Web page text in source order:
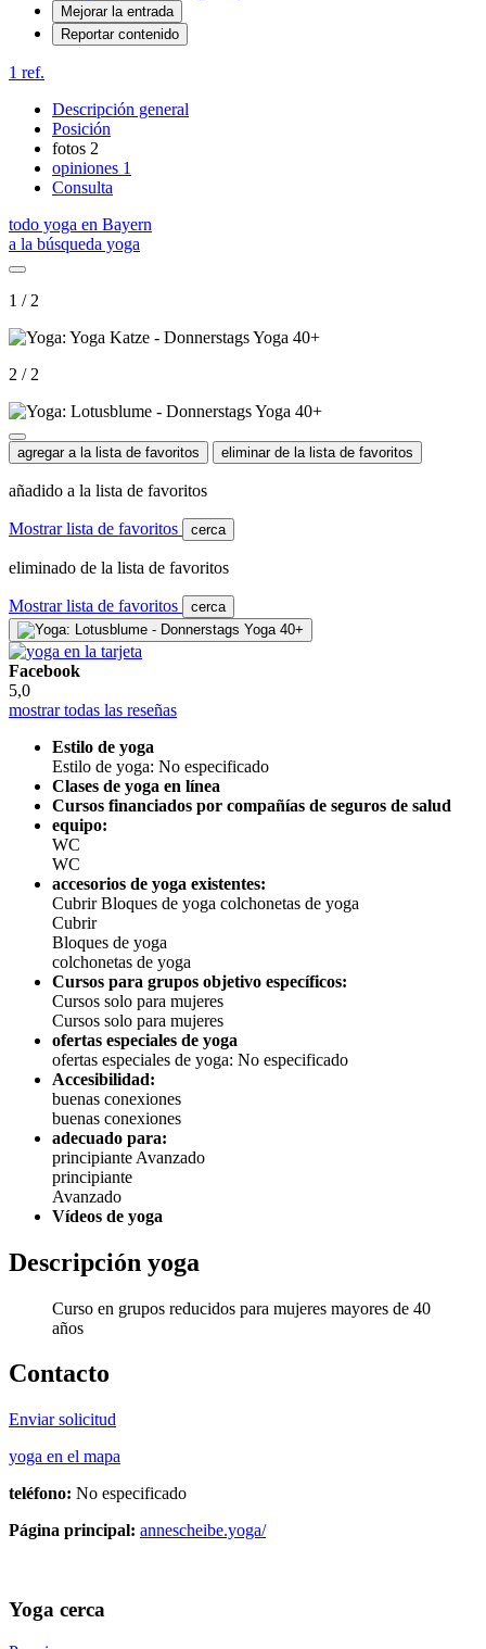
Mejorar la entrada
Reportar contenido
1 ref.
Descripción general
Posición
fotos 2
opiniones 1
Consulta
todo yoga en Bayern
a la búsqueda yoga
1 / 2
2 / 2
agregar a la lista de favoritos eliminar de la lista de favoritos
añadido a la lista de favoritos
Mostrar lista de favoritos cerca
eliminado de la lista de favoritos
Mostrar lista de favoritos cerca
Facebook
5,0
mostrar todas las reseñas
Estilo de yoga
Estilo de yoga: No especificado
Clases de yoga en línea
Cursos financiados por compañías de seguros de salud
equipo:
WC
WC
accesorios de yoga existentes:
CubrirBloques de yoga colchonetas de yoga
Cubrir
Bloques de yoga
colchonetas de yoga
Cursos para grupos objetivo específicos:
Cursos solo para mujeres
Cursos solo para mujeres
ofertas especiales de yoga
ofertas especiales de yoga: No especificado
Accesibilidad:
buenas conexiones
buenas conexiones
adecuado para:
principiante Avanzado
principiante
Avanzado
Vídeos de yoga
Descripción yoga
Curso en grupos reducidos para mujeres mayores de 40
años
Contacto
Enviar solicitud
yoga en el mapa
teléfono: No especificado
Página principal: annescheibe.yoga/
Yoga cerca